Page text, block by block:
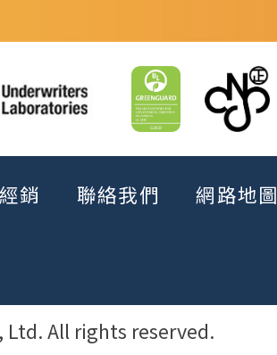
銷 聯絡我們 網路地圖
Ltd. All rights reserved.